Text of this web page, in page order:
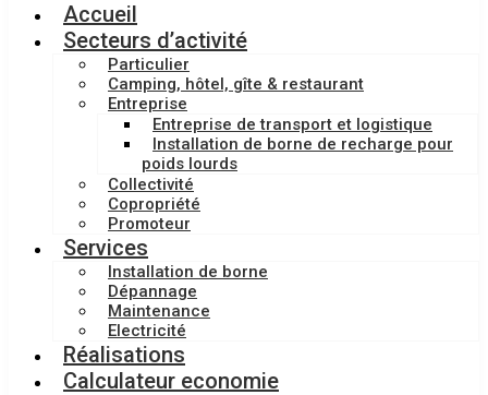
Accueil
Secteurs d’activité
Particulier
Camping, hôtel, gîte & restaurant
Entreprise
Entreprise de transport et logistique
Installation de borne de recharge pour
poids lourds
Collectivité
Copropriété
Promoteur
Services
Installation de borne
Dépannage
Maintenance
Electricité
Réalisations
Calculateur economie